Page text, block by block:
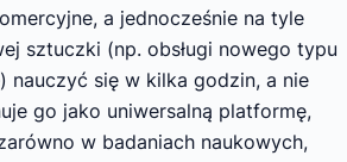
a jednocześnie na tyle
sztuczki (np. obsługi nowego typu
nauczyć się w kilka godzin, a nie
go jako uniwersalną platformę,
w badaniach naukowych,